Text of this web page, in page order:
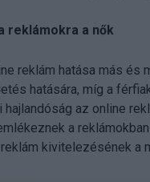
reklámokra a nők
reklám hatása más és
hatására, míg a
hajlandóság az online
a
kivitelezésének a